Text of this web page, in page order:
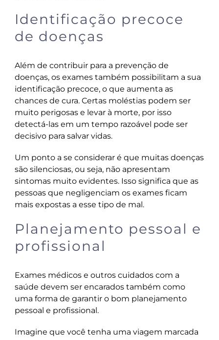
Identificação precoce
de doenças
Além de contribuir para a prevenção de
doenças, os exames também possibilitam a sua
identificação precoce, o que aumenta as
chances de cura. Certas moléstias podem ser
muito perigosas e levar à morte, por isso
detectá-las em um tempo razoável pode ser
decisivo para salvar vidas.
Um ponto a se considerar é que muitas doenças
são silenciosas, ou seja, não apresentam
sintomas muito evidentes. Isso significa que as
pessoas que negligenciam os exames ficam
mais expostas a esse tipo de mal.
Planejamento pessoal e
profissional
Exames médicos e outros cuidados com a
saúde devem ser encarados também como
uma forma de garantir o bom planejamento
pessoal e profissional.
Imagine que você tenha uma viagem marcada